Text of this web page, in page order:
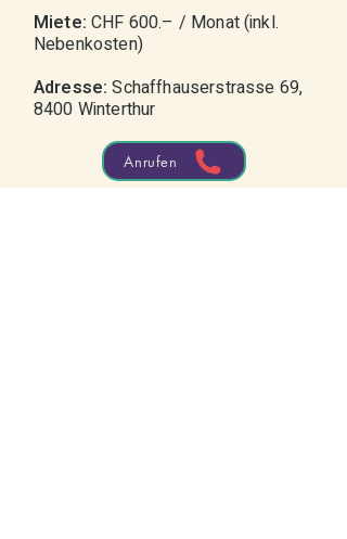
Miete: CHF 600.– / Monat (inkl.
Nebenkosten)
Adresse: Schaffhauserstrasse 69,
8400 Winterthur
Anrufen